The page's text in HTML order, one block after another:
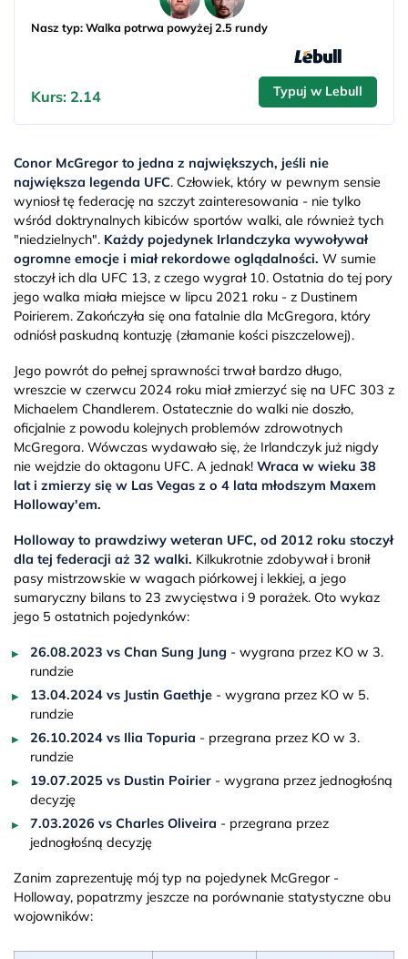
Nasz typ: Walka potrwa powyżej 2.5 rundy
Kurs: 2.14 Typuj w Lebull
Conor McGregor to jedna z największych, jeśli nie
największa legenda UFC. Człowiek, który w pewnym sensie
wyniosł tę federację na szczyt zainteresowania - nie tylko
wśród doktrynalnych kibiców sportów walki, ale również tych
"niedzielnych". Każdy pojedynek Irlandczyka wywoływał
ogromne emocje i miał rekordowe oglądalności. W sumie
stoczył ich dla UFC 13, z czego wygrał 10. Ostatnia do tej pory
jego walka miała miejsce w lipcu 2021 roku - z Dustinem
Poirierem. Zakończyła się ona fatalnie dla McGregora, który
odniósł paskudną kontuzję (złamanie kości piszczelowej).
Jego powrót do pełnej sprawności trwał bardzo długo,
wreszcie w czerwcu 2024 roku miał zmierzyć się na UFC 303 z
Michaelem Chandlerem. Ostatecznie do walki nie doszło,
oficjalnie z powodu kolejnych problemów zdrowotnych
McGregora. Wówczas wydawało się, że Irlandczyk już nigdy
nie wejdzie do oktagonu UFC. A jednak! Wraca w wieku 38
lat i zmierzy się w Las Vegas z o 4 lata młodszym Maxem
Holloway'em.
Holloway to prawdziwy weteran UFC, od 2012 roku stoczył
dla tej federacji aż 32 walki. Kilkukrotnie zdobywał i bronił
pasy mistrzowskie w wagach piórkowej i lekkiej, a jego
sumaryczny bilans to 23 zwycięstwa i 9 porażek. Oto wykaz
jego 5 ostatnich pojedynków:
26.08.2023 vs Chan Sung Jung - wygrana przez KO w 3.
rundzie
13.04.2024 vs Justin Gaethje - wygrana przez KO w 5.
rundzie
26.10.2024 vs Ilia Topuria - przegrana przez KO w 3.
rundzie
19.07.2025 vs Dustin Poirier - wygrana przez jednogłośną
decyzję
7.03.2026 vs Charles Oliveira - przegrana przez
jednogłośną decyzję
Zanim zaprezentuję mój typ na pojedynek McGregor -
Holloway, popatrzmy jeszcze na porównanie statystyczne obu
wojowników: